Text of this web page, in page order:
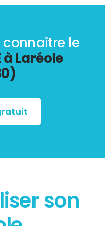
connaître le
à Laréole
son